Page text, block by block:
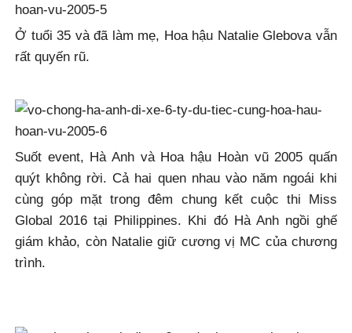
Ở tuổi 35 và đã làm mẹ, Hoa hậu Natalie Glebova vẫn
rất quyến rũ.
Suốt event, Hà Anh và Hoa hậu Hoàn vũ 2005 quấn
quýt không rời. Cả hai quen nhau vào năm ngoái khi
cùng góp mặt trong đêm chung kết cuộc thi Miss
Global 2016 tại Philippines. Khi đó Hà Anh ngồi ghế
giám khảo, còn Natalie giữ cương vị MC của chương
trình.